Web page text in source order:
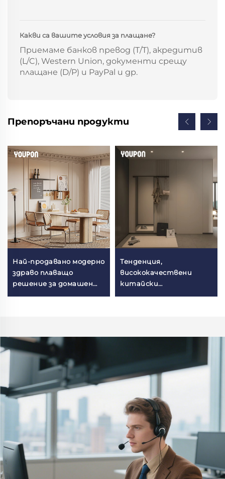
Какви са вашите условия за плащане?
Приемаме банков превод (T/T), акредитив
(L/C), Western Union, документи срещу
плащане (D/P) и PayPal и др.
Препоръчани продукти
Най-продавано модерно
здраво плаващо
решение за домашен
Тенденция,
висококачествени
китайски
монтирани зад врата